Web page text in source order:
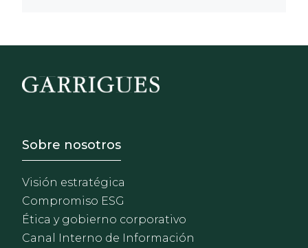
Footer - Sobre Nosotros
Sobre nosotros
Visión estratégica
Compromiso ESG
Ética y gobierno corporativo
Canal Interno de Información